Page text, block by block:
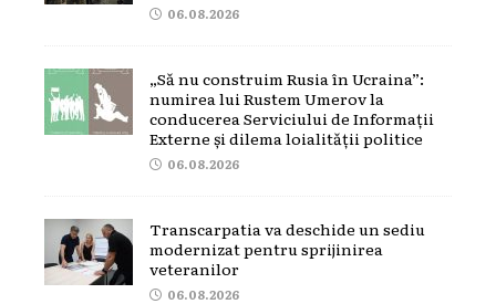
06.08.2026
„Să nu construim Rusia în Ucraina”:
numirea lui Rustem Umerov la
conducerea Serviciului de Informații
Externe și dilema loialității politice
06.08.2026
Transcarpatia va deschide un sediu
modernizat pentru sprijinirea
veteranilor
06.08.2026